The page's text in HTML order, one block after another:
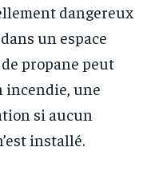
dangereux
un espace
propane peut
incendie, une
si aucun
installé.